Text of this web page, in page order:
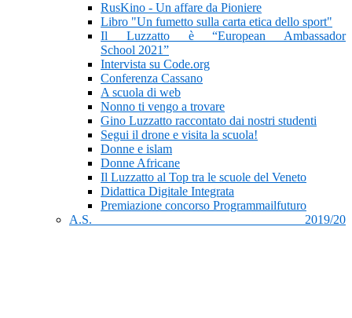
RusKino - Un affare da Pioniere
Libro "Un fumetto sulla carta etica dello sport"
Il Luzzatto è “European Ambassador
School 2021”
Intervista su Code.org
Conferenza Cassano
A scuola di web
Nonno ti vengo a trovare
Gino Luzzatto raccontato dai nostri studenti
Segui il drone e visita la scuola!
Donne e islam
Donne Africane
Il Luzzatto al Top tra le scuole del Veneto
Didattica Digitale Integrata
Premiazione concorso Programmailfuturo
A.S. 2019/20